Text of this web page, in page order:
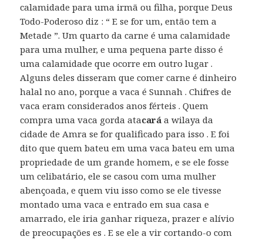
calamidade para uma irmã ou filha, porque Deus
Todo-Poderoso diz : “ E se for um, então tem a
Metade ”. Um quarto da carne é uma calamidade
para uma mulher, e uma pequena parte disso é
uma calamidade que ocorre em outro lugar .
Alguns deles disseram que comer carne é dinheiro
halal no ano, porque a vaca é Sunnah . Chifres de
vaca eram considerados anos férteis . Quem
compra uma vaca gorda atacará a wilaya da
cidade de Amra se for qualificado para isso . E foi
dito que quem bateu em uma vaca bateu em uma
propriedade de um grande homem, e se ele fosse
um celibatário, ele se casou com uma mulher
abençoada, e quem viu isso como se ele tivesse
montado uma vaca e entrado em sua casa e
amarrado, ele iria ganhar riqueza, prazer e alívio
de preocupações es . E se ele a vir cortando-o com